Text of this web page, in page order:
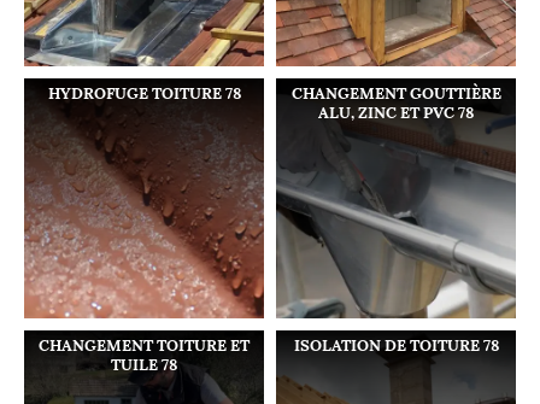
HYDROFUGE TOITURE 78
CHANGEMENT GOUTTIÈRE
ALU, ZINC ET PVC 78
CHANGEMENT TOITURE ET
TUILE 78
ISOLATION DE TOITURE 78